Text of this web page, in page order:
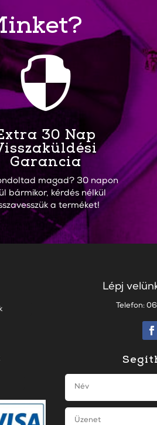

30 Nap
Garancia
magad? 30 napon
bármikor, kérdés nélkül
a terméket!
Lépj
Telefon: